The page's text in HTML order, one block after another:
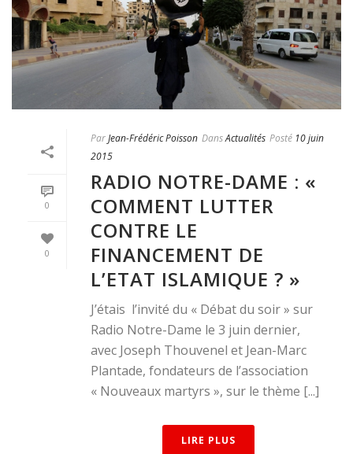
0
0
ParJean-Frédéric Poisson DansActualités Posté 10 juin
2015
RADIO NOTRE-DAME : «
COMMENT LUTTER
CONTRE LE
FINANCEMENT DE
L’ETAT ISLAMIQUE ? »
J’étais l’invité du « Débat du soir » sur
Radio Notre-Dame le 3 juin dernier,
avec Joseph Thouvenel et Jean-Marc
Plantade, fondateurs de l’association
« Nouveaux martyrs », sur le thème [...]
LIRE PLUS